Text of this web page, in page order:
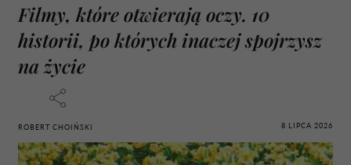
Filmy, które otwierają oczy. 10
historii, po których inaczej spojrzysz
na życie
ROBERT CHOIŃSKI 8 LIPCA 2026